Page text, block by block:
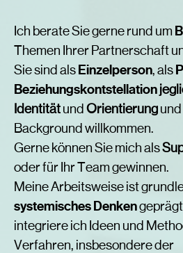
Ich berate Sie gerne rund um
Themen Ihrer Partnerschaft
Sie sind als Einzelperson, als
Beziehungskontstellation
Identität und Orientierung
Background willkommen.
Gerne können Sie mich als
oder für Ihr Team gewinnen.
Meine Arbeitsweise ist
systemisches Denken
integriere ich Ideen und
Verfahren, insbesondere der